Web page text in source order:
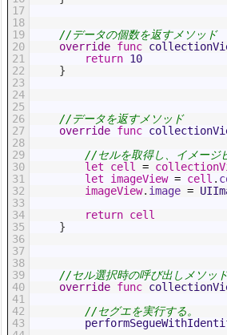
17
18
19
20
21
22
23
24
25
26
27
28
29
30
31
32
33
34
35
36
37
38
39
40
41
42
43
//データの個数を返すメソッド
override func
return 10
}
//データを返すメソッド
override func
//セルを取得し、イメージ
let
cell =
let
imageView = cell .
imageView. image =
return cell
}
//セル選択時の呼び出しメソッ
override func
//セグエを実行する。